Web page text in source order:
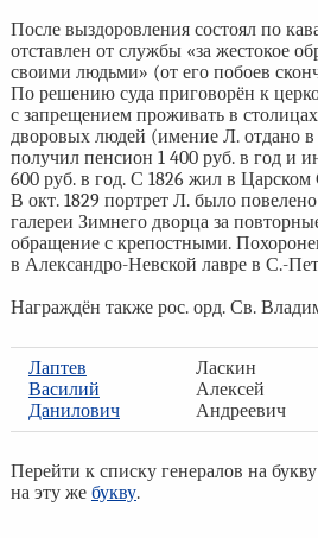
После выздоровления состоял по
отставлен от службы «за жестокое
своими людьми» (от его побоев
По решению суда приговорён к
с запрещением проживать в
дворовых людей (имение Л. отдано
получил пенсион 1 400 руб. в год и
600 руб. в год. С 1826 жил в Царском
В окт. 1829 портрет Л. было
галереи Зимнего дворца за
обращение с крепостными.
в Александро-Невской лавре в С.-
Награждён также рос. орд. Св.
Лаптев
Василий
Данилович
Ласкин
Алексей
Андреевич
Перейти к списку генералов на
на эту же букву.